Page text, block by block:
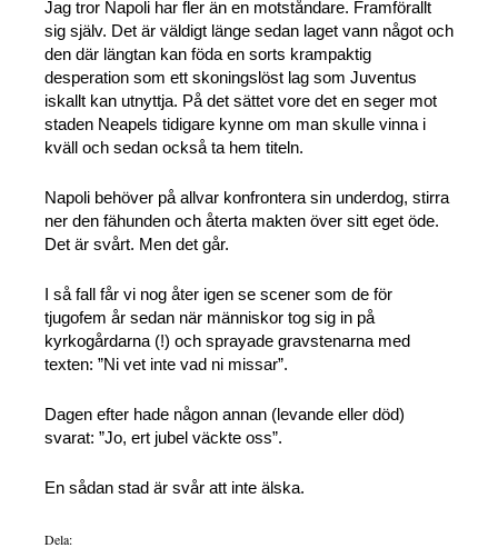
Jag tror Napoli har fler än en motståndare. Framförallt
sig själv. Det är väldigt länge sedan laget vann något och
den där längtan kan föda en sorts krampaktig
desperation som ett skoningslöst lag som Juventus
iskallt kan utnyttja. På det sättet vore det en seger mot
staden Neapels tidigare kynne om man skulle vinna i
kväll och sedan också ta hem titeln.
Napoli behöver på allvar konfrontera sin underdog, stirra
ner den fähunden och återta makten över sitt eget öde.
Det är svårt. Men det går.
I så fall får vi nog åter igen se scener som de för
tjugofem år sedan när människor tog sig in på
kyrkogårdarna (!) och sprayade gravstenarna med
texten: ”Ni vet inte vad ni missar”.
Dagen efter hade någon annan (levande eller död)
svarat: ”Jo, ert jubel väckte oss”.
En sådan stad är svår att inte älska.
Dela: